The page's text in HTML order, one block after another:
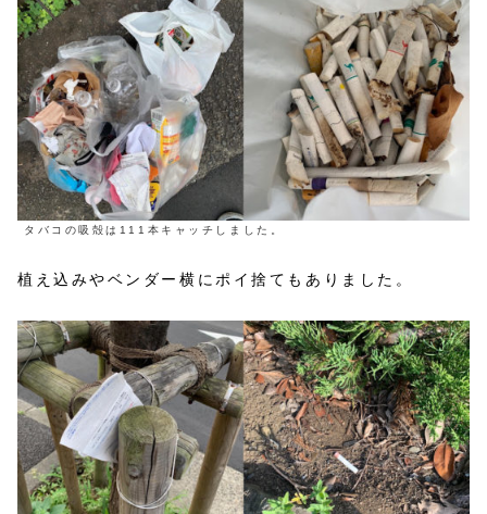
タバコの吸殻は111本キャッチしました。
植え込みやベンダー横にポイ捨てもありました。